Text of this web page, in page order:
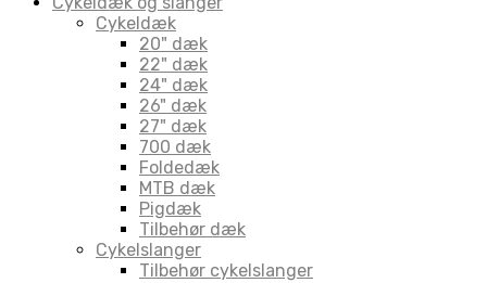
Cykeldæk
20" dæk
22" dæk
24" dæk
26" dæk
27" dæk
700 dæk
Foldedæk
MTB dæk
Pigdæk
Tilbehør dæk
Cykelslanger
Tilbehør cykelslanger